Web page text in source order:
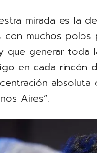
mirada es la
con muchos polos
que generar toda
en cada rincón
Aires”.